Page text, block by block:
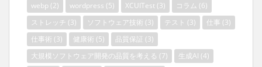
webp (2) wordpress (5) XCUITest (3) コラム (6)
ストレッチ (3) ソフトウェア技術 (3) テスト (3) 仕事 (3)
仕事術 (3) 健康術 (5) 品質保証 (3)
大規模ソフトウェア開発の品質を考える (7) 生成AI (4)